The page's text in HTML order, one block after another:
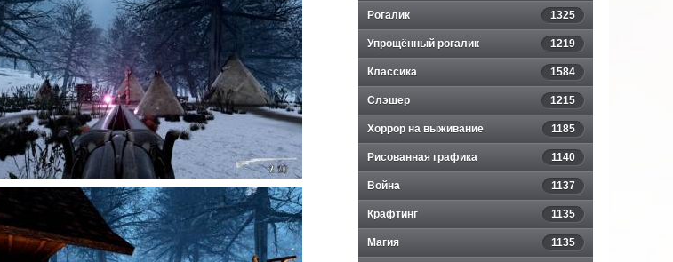
Рогалик 1325
Упрощённый рогалик 1219
Классика 1584
Слэшер 1215
Хоррор на выживание 1185
Рисованная графика 1140
Война 1137
Крафтинг 1135
Магия 1135